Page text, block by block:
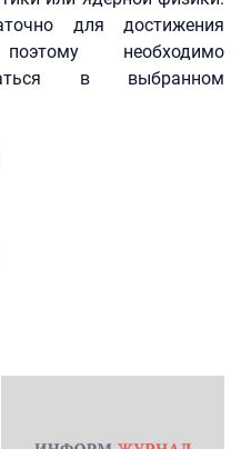
для достижения
необходимо
в выбранном